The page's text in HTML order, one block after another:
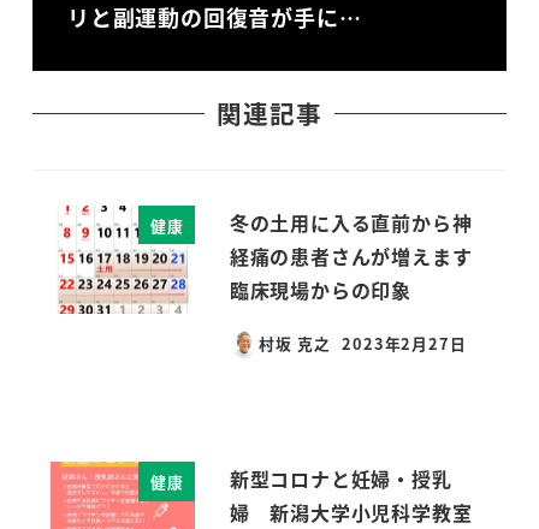
リと副運動の回復音が手に…
関連記事
健康
冬の土用に入る直前から神
経痛の患者さんが増えます
臨床現場からの印象
村坂 克之
投稿日
2023年2月27日
健康
新型コロナと妊婦・授乳
婦 新潟大学小児科学教室